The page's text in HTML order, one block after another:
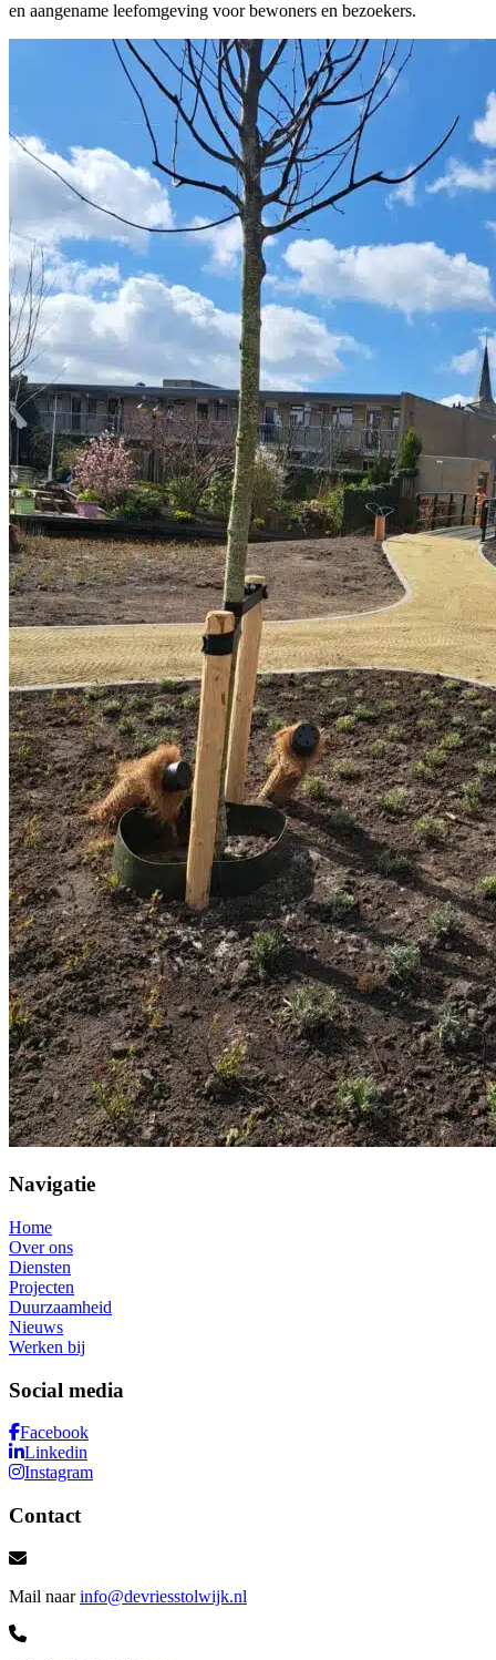
en aangename leefomgeving voor bewoners en bezoekers.
Navigatie
Home
Over ons
Diensten
Projecten
Duurzaamheid
Nieuws
Werken bij
Social media
Facebook
Linkedin
Instagram
Contact
Mail naarinfo@devriesstolwijk.nl